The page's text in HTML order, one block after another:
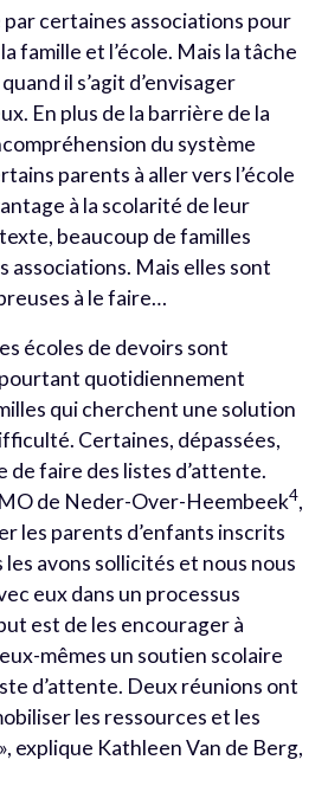
certaines associations pour
famille et l’école. Mais la tâche
il s’agit d’envisager
En plus de la barrière de la
du système
parents à aller vers l’école
à la scolarité de leur
beaucoup de familles
associations. Mais elles sont
à le faire…
écoles de devoirs sont
quotidiennement
qui cherchent une solution
Certaines, dépassées,
de faire des listes d’attente.
de Neder-Over-Heembeek4,
les parents d’enfants inscrits
les avons sollicités et nous nous
eux dans un processus
est de les encourager à
mêmes un soutien scolaire
d’attente. Deux réunions ont
les ressources et les
explique Kathleen Van de Berg,